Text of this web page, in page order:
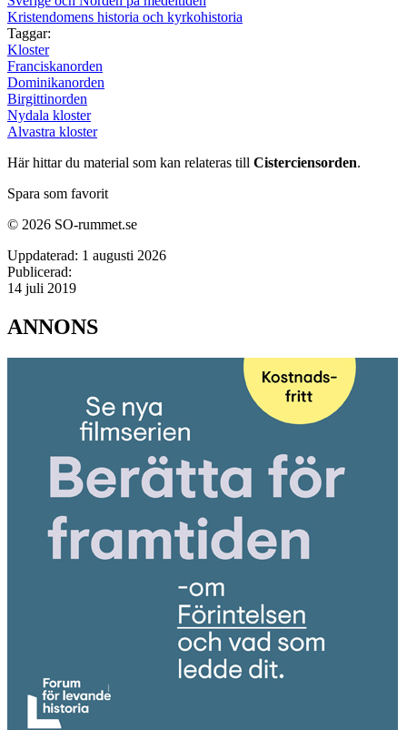
Kristendomens historia och kyrkohistoria
Taggar:
Kloster
Franciskanorden
Dominikanorden
Birgittinorden
Nydala kloster
Alvastra kloster
Här hittar du material som kan relateras till Cisterciensorden.
Spara som favorit
© 2026 SO-rummet.se
Uppdaterad: 1 augusti 2026
Publicerad:
14 juli 2019
ANNONS